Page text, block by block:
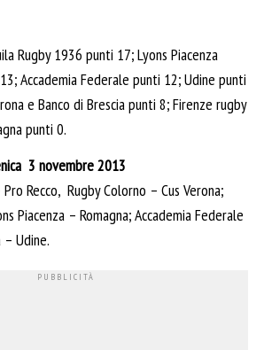
Rugby 1936 punti 17; Lyons Piacenza
Accademia Federale punti 12; Udine punti
e Banco di Brescia punti 8; Firenze rugby
punti 0.
3 novembre 2013
Pro Recco, Rugby Colorno – Cus Verona;
Piacenza – Romagna; Accademia Federale
– Udine.